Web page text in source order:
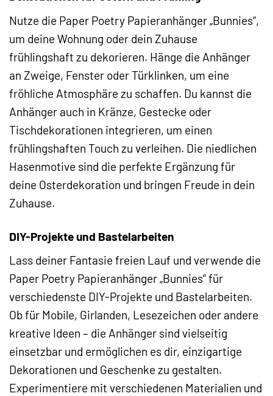
Nutze die Paper Poetry Papieranhänger „Bunnies“,
um deine Wohnung oder dein Zuhause
frühlingshaft zu dekorieren. Hänge die Anhänger
an Zweige, Fenster oder Türklinken, um eine
fröhliche Atmosphäre zu schaffen. Du kannst die
Anhänger auch in Kränze, Gestecke oder
Tischdekorationen integrieren, um einen
frühlingshaften Touch zu verleihen. Die niedlichen
Hasenmotive sind die perfekte Ergänzung für
deine Osterdekoration und bringen Freude in dein
Zuhause.
DIY-Projekte und Bastelarbeiten
Lass deiner Fantasie freien Lauf und verwende die
Paper Poetry Papieranhänger „Bunnies“ für
verschiedenste DIY-Projekte und Bastelarbeiten.
Ob für Mobile, Girlanden, Lesezeichen oder andere
kreative Ideen – die Anhänger sind vielseitig
einsetzbar und ermöglichen es dir, einzigartige
Dekorationen und Geschenke zu gestalten.
Experimentiere mit verschiedenen Materialien und